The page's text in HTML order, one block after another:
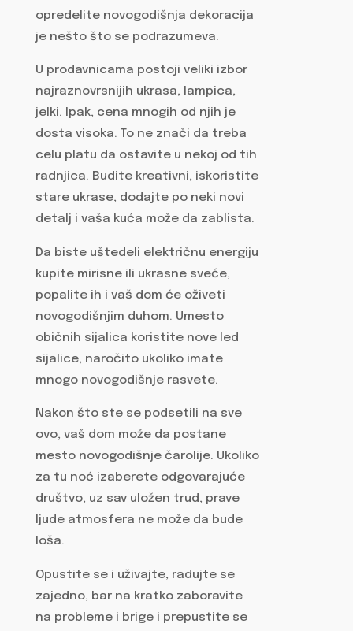
opredelite novogodišnja dekoracija
je nešto što se podrazumeva.
U prodavnicama postoji veliki izbor
najraznovrsnijih ukrasa, lampica,
jelki. Ipak, cena mnogih od njih je
dosta visoka. To ne znači da treba
celu platu da ostavite u nekoj od tih
radnjica. Budite kreativni, iskoristite
stare ukrase, dodajte po neki novi
detalj i vaša kuća može da zablista.
Da biste uštedeli električnu energiju
kupite mirisne ili ukrasne sveće,
popalite ih i vaš dom će oživeti
novogodišnjim duhom. Umesto
običnih sijalica koristite nove led
sijalice, naročito ukoliko imate
mnogo novogodišnje rasvete.
Nakon što ste se podsetili na sve
ovo, vaš dom može da postane
mesto novogodišnje čarolije. Ukoliko
za tu noć izaberete odgovarajuće
društvo, uz sav uložen trud, prave
ljude atmosfera ne može da bude
loša.
Opustite se i uživajte, radujte se
zajedno, bar na kratko zaboravite
na probleme i brige i prepustite se